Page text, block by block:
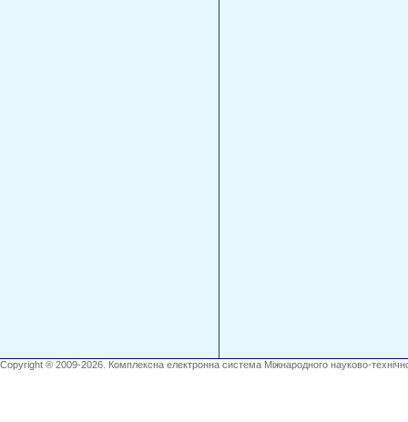
Copyright ® 2009-2026. Комплексна електронна система Міжнародного науково-